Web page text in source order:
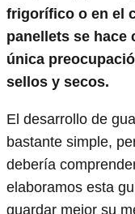
frigorífico o en el
panellets se hace
única
sellos y secos.
El desarrollo de
bastante simple,
debería
elaboramos esta
guardar mejor su